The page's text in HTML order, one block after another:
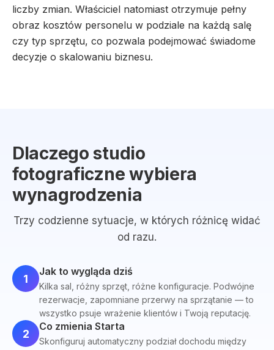
liczby zmian. Właściciel natomiast otrzymuje pełny
obraz kosztów personelu w podziale na każdą salę
czy typ sprzętu, co pozwala podejmować świadome
decyzje o skalowaniu biznesu.
Dlaczego studio
fotograficzne wybiera
wynagrodzenia
Trzy codzienne sytuacje, w których różnicę widać
od razu.
1
Jak to wygląda dziś
Kilka sal, różny sprzęt, różne konfiguracje. Podwójne
rezerwacje, zapomniane przerwy na sprzątanie — to
wszystko psuje wrażenie klientów i Twoją reputację.
2
Co zmienia Starta
Skonfiguruj automatyczny podział dochodu między